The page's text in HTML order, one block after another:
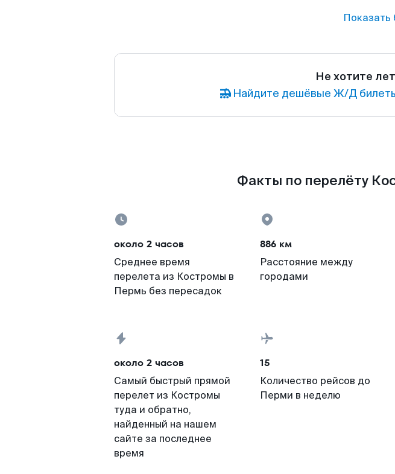
Показать
Не хотите
Найдите дешёвые Ж/Д
Факты по перелёту
около 2 часов
Среднее время
перелета из Костромы в
Пермь без пересадок
886 км
Расстояние между
городами
около 2 часов
Самый быстрый прямой
перелет из Костромы
туда и обратно,
найденный на нашем
сайте за последнее
время
15
Количество рейсов до
Перми в неделю